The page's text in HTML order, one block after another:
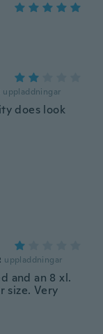
uppladdningar
does look
uppladdningar
and an 8 xl.
size. Very